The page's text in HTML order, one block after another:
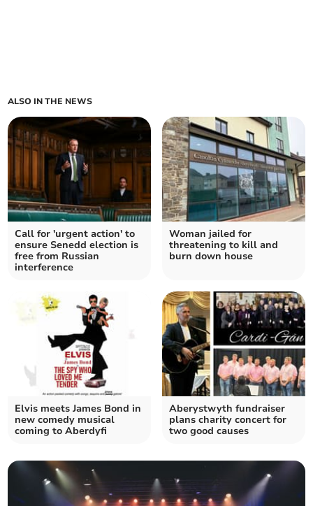
ALSO IN THE NEWS
Call for 'urgent action' to
ensure Senedd election is
free from Russian
interference
Woman jailed for
threatening to kill and
burn down house
Elvis meets James Bond in
new comedy musical
coming to Aberdyfi
Aberystwyth fundraiser
plans charity concert for
two good causes